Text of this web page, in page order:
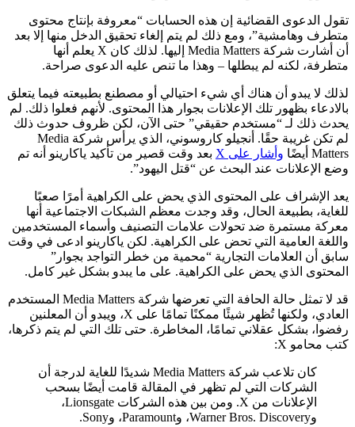
تقول الدعوى القضائية إن هذه الحسابات “معروفة بإنتاج محتوى
متطرف وهامشية”، ومع ذلك لم يتم إلغاء تحقيق الدخل منها إلا بعد
أن أشارت شركة Media Matters إليها. لذلك كان X يعلم أنها
متطرفة، لكنه لم يبطلها – وهذا ما تنص عليه الدعوى صراحة.
لذلك لا يبدو أن هناك أي شيء احتيالي أو مصطنع بطبيعته فيما يتعلق
بالادعاء بظهور تلك الإعلانات بجوار هذا المحتوى. لأنهم فعلوا ذلك. لم
يحدث ذلك لـ “مستخدم حقيقي” حتى الآن، لكن ظروف حدوث ذلك
لم تكن غريبة حقًا. أنجيلو كاروسوني، الذي يرأس شركة Media
Matters أيضًا
وأشار على X
بعد وقت قصير من تأكيد ياكارينو أنه تم
وضع الإعلانات عند البحث عن “قتل اليهود”.
يعد الإشراف على المحتوى الذي يحض على الكراهية أمرًا صعبًا
للغاية، بطبيعة الحال، وقد وجدت معظم الشبكات الاجتماعية أنها
معركة مستمرة ضد تحولات علامات التصنيف وأسماء المستخدمين
واللغة العامية التي تحض على الكراهية. لكن ياكارينو ادعى في وقت
سابق أن العلامات التجارية “محمية من خطر التواجد بجوار”
المحتوى الذي يحض على الكراهية. على ما يبدو بشكل غير كامل.
قد لا تمثل حالة الحافة التي تعرضها شركة Media Matters المستخدم
العادي، ولكنها تُظهر شيئًا ممكنًا تمامًا على X، ويبدو أن المعلنين
رفضوا، بشكل عقلاني تمامًا، المخاطرة. حتى تلك التي لم يتم ذكرها،
كتب محامو X:
كان تلاعب شركة Media Matters شديدًا للغاية لدرجة أن
الشركات التي لم تظهر في المقالة قامت أيضًا بسحب
الإعلانات من X. ومن بين هذه الشركات Lionsgate،
وWarner Bros. Discovery، وParamount، وSony.